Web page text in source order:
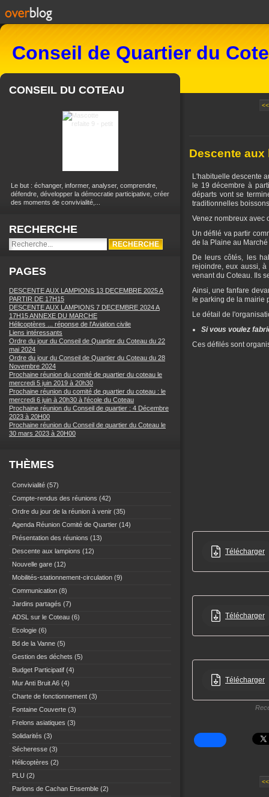
Conseil de Quartier du
CONSEIL DU COTEAU
Le but : échanger, informer, analyser, comprendre,
défendre, développer la démocratie participative, créer
des moments de convivialité,...
RECHERCHE
PAGES
DESCENTE AUX LAMPIONS 13 DECEMBRE 2025 A
PARTIR DE 17H15
DESCENTE AUX LAMPIONS 7 DECEMBRE 2024 A
17H15 ANNEXE DU MARCHE
Hélicoptères ... réponse de l'Aviation civile
Liens intéressants
Ordre du jour du Conseil de Quartier du Coteau du 22
mai 2024
Ordre du jour du Conseil de Quartier du Coteau du 28
Novembre 2024
Prochaine réunion du comité de quartier du coteau le
mercredi 5 juin 2019 à 20h30
Prochaine réunion du comité de quartier du coteau : le
mercredi 6 juin à 20h30 à l'école du Coteau
Prochaine réunion du Conseil de quartier : 4 Décembre
2023 à 20H00
Prochaine réunion du Conseil de quartier du Coteau le
30 mars 2023 à 20H00
THÈMES
Convivialité (57)
Compte-rendus des réunions (42)
Ordre du jour de la réunion à venir (35)
Agenda Réunion Comité de Quartier (14)
Présentation des réunions (13)
Descente aux lampions (12)
Nouvelle gare (12)
Mobilités-stationnement-circulation (9)
Communication (8)
Jardins partagés (7)
ADSL sur le Coteau (6)
Ecologie (6)
Bd de la Vanne (5)
Gestion des déchets (5)
Budget Participatif (4)
Mur Anti Bruit A6 (4)
Charte de fonctionnement (3)
Fontaine Couverte (3)
Frelons asiatiques (3)
Solidarités (3)
Sécheresse (3)
Hélicoptères (2)
PLU (2)
Parlons de Cachan Ensemble (2)
Descente aux
L'habituelle descente
le 19 décembre à
départs vont se
traditionnelles
Venez nombreux avec
Un défilé va partir
de la Plaine au
De leurs côtés, les
rejoindre, eux aussi,
venant du Coteau. Ils
Ainsi, une fanfare
le parking de la mairie
Le détail de
Si vous voulez
Ces défilés sont
Télécharger
Télécharger
Télécharger